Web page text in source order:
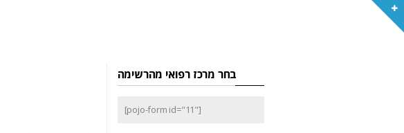
בחר מרכז רפואי מהרשימה
[pojo-form id="11"]